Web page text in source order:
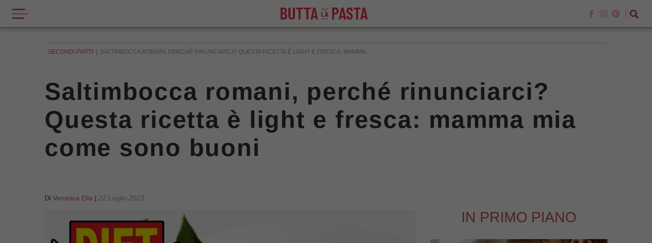
SECONDI PIATTI SALTIMBOCCA ROMANI, PERCHÉ RINUNCIARCI? QUESTA RICETTA È LIGHT E FRESCA: MAMMA...
Saltimbocca romani, perché rinunciarci?
Questa ricetta è light e fresca: mamma mia
come sono buoni
Di Veronica Elia | 22 Luglio 2023
IN PRIMO PIANO